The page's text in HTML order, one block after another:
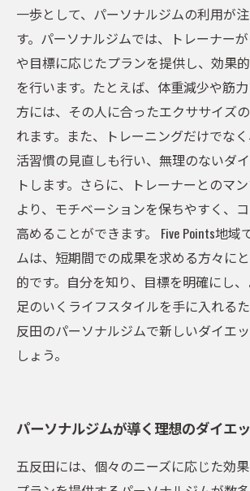
五反田のパーソナルジムで手に入
型
一歩として、パーソナルジムの利用が
す。パーソナルジムでは、トレーナー
や目標に応じたプランを提供し、効果
を行います。たとえば、体重減少や筋
方には、その人に合ったエクササイズ
れます。また、トレーニングだけでな
活習慣の見直しも行い、無理のないダ
トします。さらに、トレーナーとのマ
より、モチベーションを保ちやすく、
高めることができます。 Five Points地域
ムは、短期間での成果を求める方々に
的です。自分を知り、目標を明確にし
足のいくライフスタイルを手に入れる
反田のパーソナルジムで新しいダイエ
しょう。
パーソナルジムが導く理想のダイエ
五反田には、個々のニーズに応じた効